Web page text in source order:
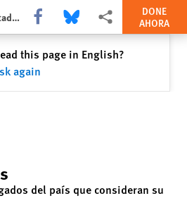
Los Deportados Share this via Facebook
Share this via Bluesky
Share this via Compartir
DONE
AHORA
this page in English?
again
del país que consideran su